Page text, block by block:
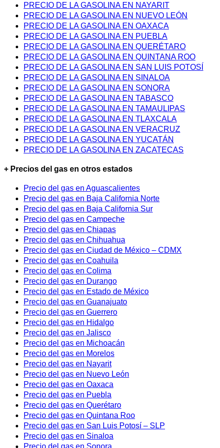
PRECIO DE LA GASOLINA EN NAYARIT
PRECIO DE LA GASOLINA EN NUEVO LEÓN
PRECIO DE LA GASOLINA EN OAXACA
PRECIO DE LA GASOLINA EN PUEBLA
PRECIO DE LA GASOLINA EN QUERÉTARO
PRECIO DE LA GASOLINA EN QUINTANA ROO
PRECIO DE LA GASOLINA EN SAN LUIS POTOSÍ
PRECIO DE LA GASOLINA EN SINALOA
PRECIO DE LA GASOLINA EN SONORA
PRECIO DE LA GASOLINA EN TABASCO
PRECIO DE LA GASOLINA EN TAMAULIPAS
PRECIO DE LA GASOLINA EN TLAXCALA
PRECIO DE LA GASOLINA EN VERACRUZ
PRECIO DE LA GASOLINA EN YUCATÁN
PRECIO DE LA GASOLINA EN ZACATECAS
+ Precios del gas en otros estados
Precio del gas en Aguascalientes
Precio del gas en Baja California Norte
Precio del gas en Baja California Sur
Precio del gas en Campeche
Precio del gas en Chiapas
Precio del gas en Chihuahua
Precio del gas en Ciudad de México – CDMX
Precio del gas en Coahuila
Precio del gas en Colima
Precio del gas en Durango
Precio del gas en Estado de México
Precio del gas en Guanajuato
Precio del gas en Guerrero
Precio del gas en Hidalgo
Precio del gas en Jalisco
Precio del gas en Michoacán
Precio del gas en Morelos
Precio del gas en Nayarit
Precio del gas en Nuevo León
Precio del gas en Oaxaca
Precio del gas en Puebla
Precio del gas en Querétaro
Precio del gas en Quintana Roo
Precio del gas en San Luis Potosí – SLP
Precio del gas en Sinaloa